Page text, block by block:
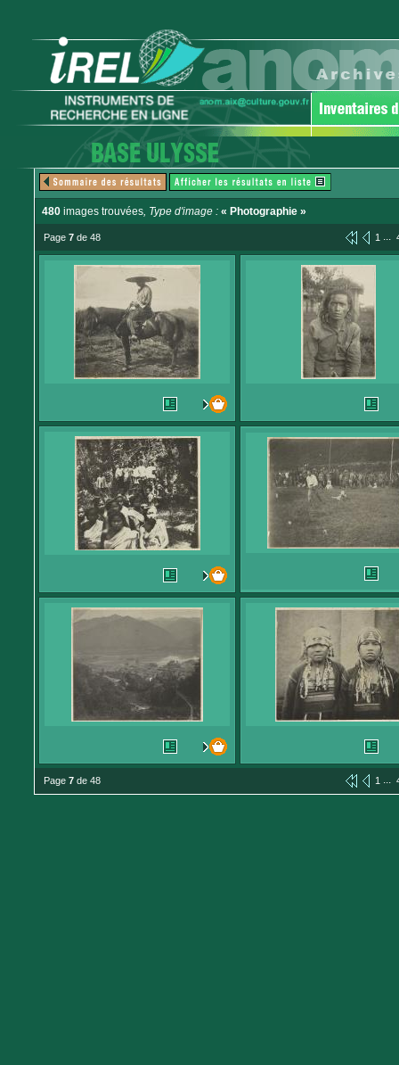
480 images trouvées, Type d'image : « Photographie »
Page 7 de 48 1 ...
Page 7 de 48 1 ...